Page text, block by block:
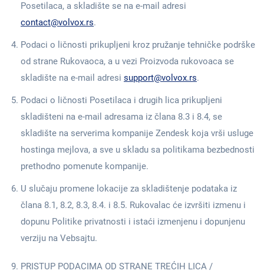
Posetilaca, a skladište se na e-mail adresi
contact@volvox.rs.
Podaci o ličnosti prikupljeni kroz pružanje tehničke podrške
od strane Rukovaoca, a u vezi Proizvoda rukovoaca se
skladište na e-mail adresi support@volvox.rs.
Podaci o ličnosti Posetilaca i drugih lica prikupljeni
skladišteni na e-mail adresama iz člana 8.3 i 8.4, se
skladište na serverima kompanije Zendesk koja vrši usluge
hostinga mejlova, a sve u skladu sa politikama bezbednosti
prethodno pomenute kompanije.
U slučaju promene lokacije za skladištenje podataka iz
člana 8.1, 8.2, 8.3, 8.4. i 8.5. Rukovalac će izvršiti izmenu i
dopunu Politike privatnosti i istaći izmenjenu i dopunjenu
verziju na Vebsajtu.
PRISTUP PODACIMA OD STRANE TREĆIH LICA /